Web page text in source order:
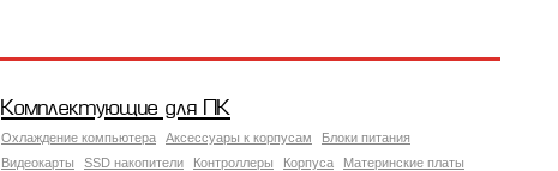
Комплектующие для ПК
Охлаждение компьютера Аксессуары к корпусам
Блоки питания
Видеокарты
SSD накопители Контроллеры Корпуса
Материнские платы